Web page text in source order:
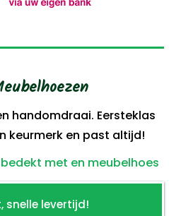
handomdraai. Eersteklas
keurmerk en past altijd!
snelle levertijd!